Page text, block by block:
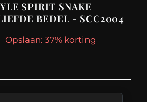
SPIRIT SNAKE
BEDEL - SCC2004
Opslaan: 37% korting